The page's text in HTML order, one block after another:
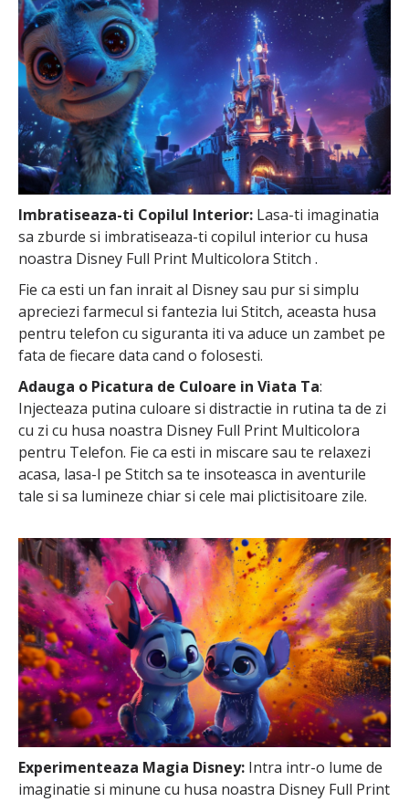
Imbratiseaza-ti Copilul Interior: Lasa-ti imaginatia
sa zburde si imbratiseaza-ti copilul interior cu husa
noastra Disney Full Print Multicolora Stitch .
Fie ca esti un fan inrait al Disney sau pur si simplu
apreciezi farmecul si fantezia lui Stitch, aceasta husa
pentru telefon cu siguranta iti va aduce un zambet pe
fata de fiecare data cand o folosesti.
Adauga o Picatura de Culoare in Viata Ta:
Injecteaza putina culoare si distractie in rutina ta de zi
cu zi cu husa noastra Disney Full Print Multicolora
pentru Telefon. Fie ca esti in miscare sau te relaxezi
acasa, lasa-l pe Stitch sa te insoteasca in aventurile
tale si sa lumineze chiar si cele mai plictisitoare zile.
Experimenteaza Magia Disney: Intra intr-o lume de
imaginatie si minune cu husa noastra Disney Full Print